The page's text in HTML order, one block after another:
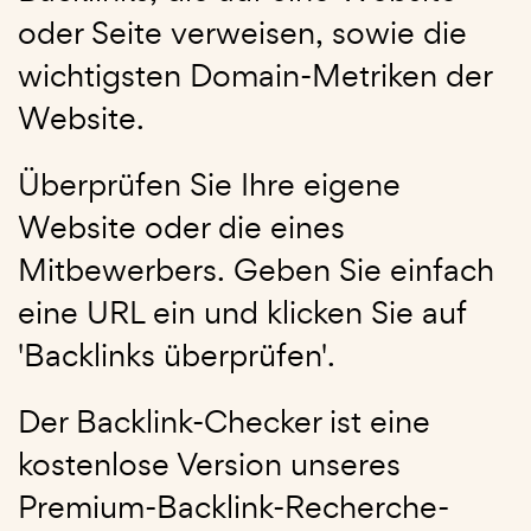
oder Seite verweisen, sowie die
wichtigsten Domain-Metriken der
Website.
Überprüfen Sie Ihre eigene
Website oder die eines
Mitbewerbers. Geben Sie einfach
eine URL ein und klicken Sie auf
'Backlinks überprüfen'.
Der Backlink-Checker ist eine
kostenlose Version unseres
Premium-Backlink-Recherche-